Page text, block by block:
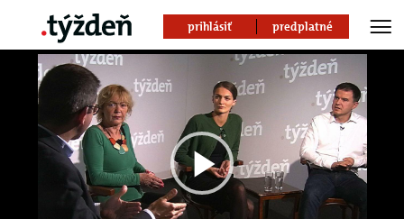
prihlásiť predplatné
Play